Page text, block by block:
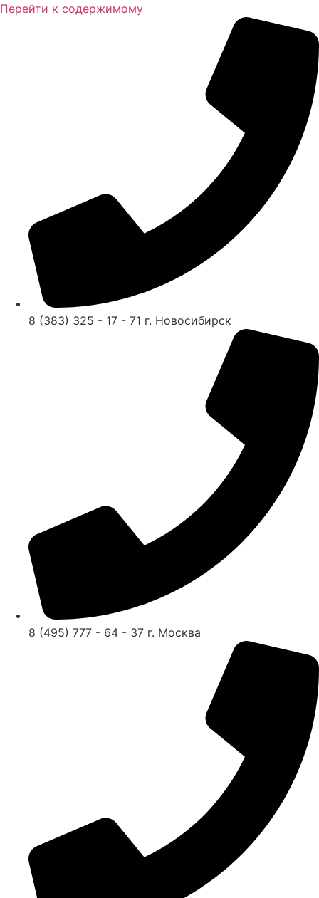
Перейти к содержимому
8 (383) 325 - 17 - 71 г. Новосибирск
8 (495) 777 - 64 - 37 г. Москва